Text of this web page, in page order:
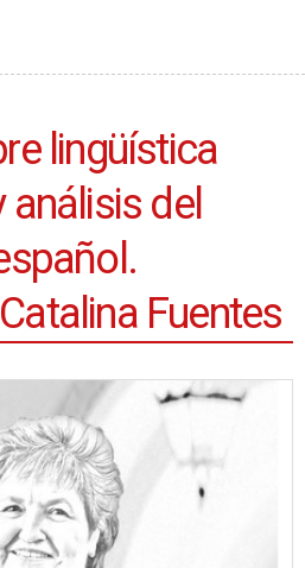
lingüística
del
Fuentes